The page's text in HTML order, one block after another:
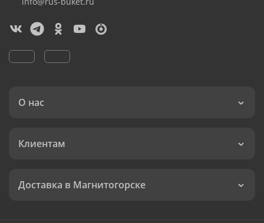
О нас
Клиентам
Доставка в Магнитогорске